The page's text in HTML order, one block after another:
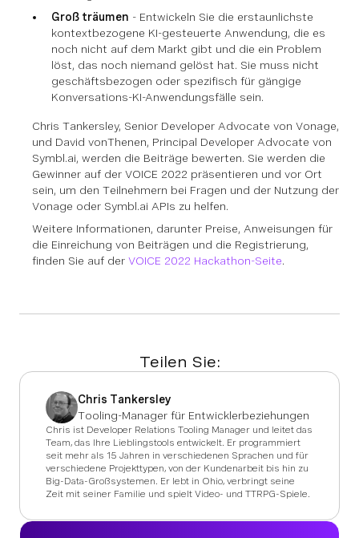
Groß träumen - Entwickeln Sie die erstaunlichste
kontextbezogene KI-gesteuerte Anwendung, die es
noch nicht auf dem Markt gibt und die ein Problem
löst, das noch niemand gelöst hat. Sie muss nicht
geschäftsbezogen oder spezifisch für gängige
Konversations-KI-Anwendungsfälle sein.
Chris Tankersley, Senior Developer Advocate von Vonage,
und David vonThenen, Principal Developer Advocate von
Symbl.ai, werden die Beiträge bewerten. Sie werden die
Gewinner auf der VOICE 2022 präsentieren und vor Ort
sein, um den Teilnehmern bei Fragen und der Nutzung der
Vonage oder Symbl.ai APIs zu helfen.
Weitere Informationen, darunter Preise, Anweisungen für
die Einreichung von Beiträgen und die Registrierung,
finden Sie auf der VOICE 2022 Hackathon-Seite.
Teilen Sie:
Chris Tankersley
Tooling-Manager für Entwicklerbeziehungen
Chris ist Developer Relations Tooling Manager und leitet das
Team, das Ihre Lieblingstools entwickelt. Er programmiert
seit mehr als 15 Jahren in verschiedenen Sprachen und für
verschiedene Projekttypen, von der Kundenarbeit bis hin zu
Big-Data-Großsystemen. Er lebt in Ohio, verbringt seine
Zeit mit seiner Familie und spielt Video- und TTRPG-Spiele.